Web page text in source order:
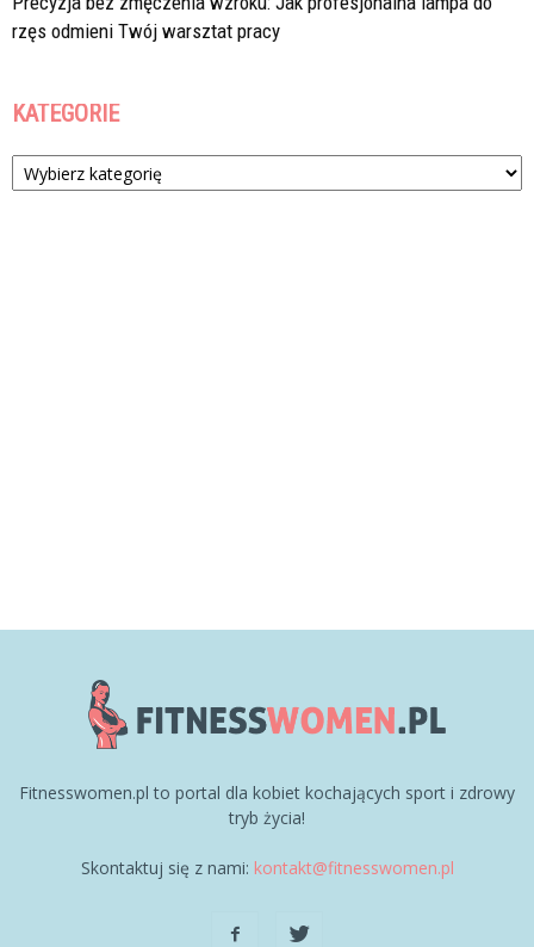
rzęs odmieni Twój warsztat pracy
KATEGORIE
Kategorie
Fitnesswomen.pl to portal dla kobiet kochających sport i zdrowy
tryb życia!
Skontaktuj się z nami: kontakt@fitnesswomen.pl